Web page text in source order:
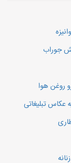
جوراب
روغن هوا
عکاس تبلیغاتی